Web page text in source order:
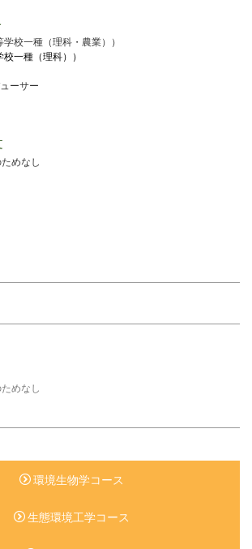
校一種（理科・農業））
一種（理科））
ーサー
めなし
めなし
環境生物学コース
生態環境工学コース